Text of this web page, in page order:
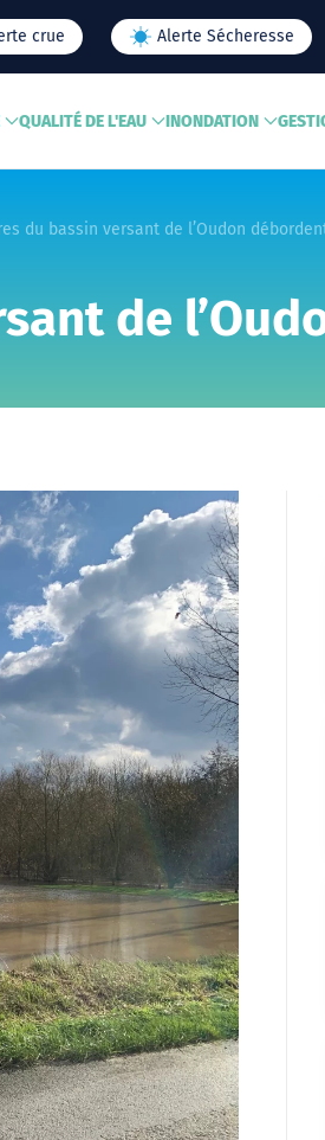
crue Alerte Sécheresse
QUALITÉ DE L'EAU INONDATION
du bassin versant de l’Oudon
de